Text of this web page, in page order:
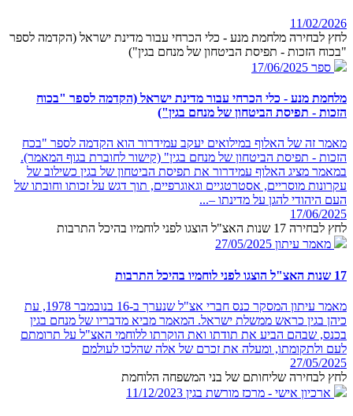
11/02/2026
לחץ לבחירה מלחמת מנע - כלי הכרחי עבור מדינת ישראל (הקדמה לספר
"בכוח הזכות - תפיסת הביטחון של מנחם בגין")
ספר 17/06/2025
מלחמת מנע - כלי הכרחי עבור מדינת ישראל (הקדמה לספר "בכוח
הזכות - תפיסת הביטחון של מנחם בגין")
מאמר זה של האלוף במילואים יעקב עמידרור הוא הקדמה לספר "בכח
הזכות - תפיסת הביטחון של מנחם בגין" (קישור לחוברת בגוף המאמר).
במאמר מציג האלוף עמידרור את תפיסת הביטחון של בגין כשילוב של
עקרונות מוסריים, אסטרטגיים וגאוגרפיים, תוך דגש על זכותו וחובתו של
העם היהודי להגן על מדינתו –...
17/06/2025
לחץ לבחירה 17 שנות האצ"ל הוצגו לפני לוחמיו בהיכל התרבות
מאמר עיתון 27/05/2025
17 שנות האצ"ל הוצגו לפני לוחמיו בהיכל התרבות
מאמר עיתון המסקר כנס חברי אצ"ל שנערך ב-16 בנובמבר 1978, עת
כיהן בגין כראש ממשלת ישראל. המאמר מביא מדבריו של מנחם בגין
בכנס, שבהם הביע את תודתו ואת הוקרתו ללוחמי האצ"ל על תרומתם
לעם ולתקומתו, ומעלה את זכרם של אלה שהלכו לעולמם
27/05/2025
לחץ לבחירה שליחותם של בני המשפחה הלוחמת
ארכיון אישי - מרכז מורשת בגין 11/12/2023